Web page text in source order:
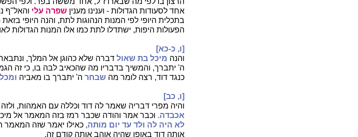
אחד לסעודות הגדולות - וענינו מענין שפרה עלי והאל"ף
בתכלית היופי לפי המנות הנהוגות לתת, והנה היופי
הפעולות היפות, ישתדלו לתת כמו אלו המנות הגדולות
[ו, כ-כא]
והנה מיכל בת שאול דברה שלא כהוגן אל המלך,
ה' יתברך, והמשיך בדבריו מה שהכאיב לבה בו, כי זה
כנגד דוד, רצה לומר מה שבחר ה' יתברך בו מאביה ומכל
[ו, כב]
והיה מפרי דבריה שאמר לה דוד וכללה עם האמהות,
אכבדה. וכבר אמר והודה שכבר רמז בזה המאמר אל
לא היה לה ולד עד יום מותה, כאילו יאמר שזה המאמר
אותה דוד באופן שהיה אוהב אותה קודם זה.